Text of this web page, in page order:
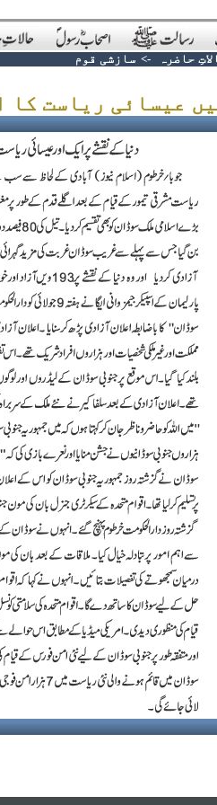
حاضرہ ->سازشی قوم